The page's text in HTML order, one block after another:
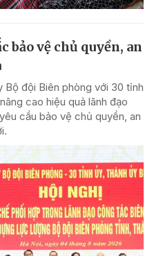
bảo vệ chủ quyền, an
đội Biên phòng với 30 tỉnh
cao hiệu quả lãnh đạo
cầu bảo vệ chủ quyền, an